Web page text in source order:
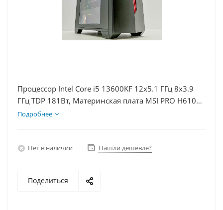
Процессор Intel Core i5 13600KF 12x5.1 ГГц 8x3.9
ГГц TDP 181Вт, Материнская плата MSI PRO H610M-
E, Видеокарта RTX 4090 24Гб, Память DDR4 32Gb,
Подробнее
Нет в наличии Нашли дешевле?
Поделиться